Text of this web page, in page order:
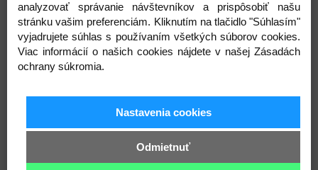
101 biela 103 krémová najsvetl 306 béžová najsv.
148 červená 310 šedobežová 330 modrá tmavá
analyzovať správanie návštevníkov a prispôsobiť našu
stránku vašim preferenciám. Kliknutím na tlačidlo "Súhlasím"
vyjadrujete súhlas s používaním všetkých súborov cookies.
Viac informácií o našich cookies nájdete v našej Zásadách
ochrany súkromia.
Nastavenia cookies
Odmietnuť